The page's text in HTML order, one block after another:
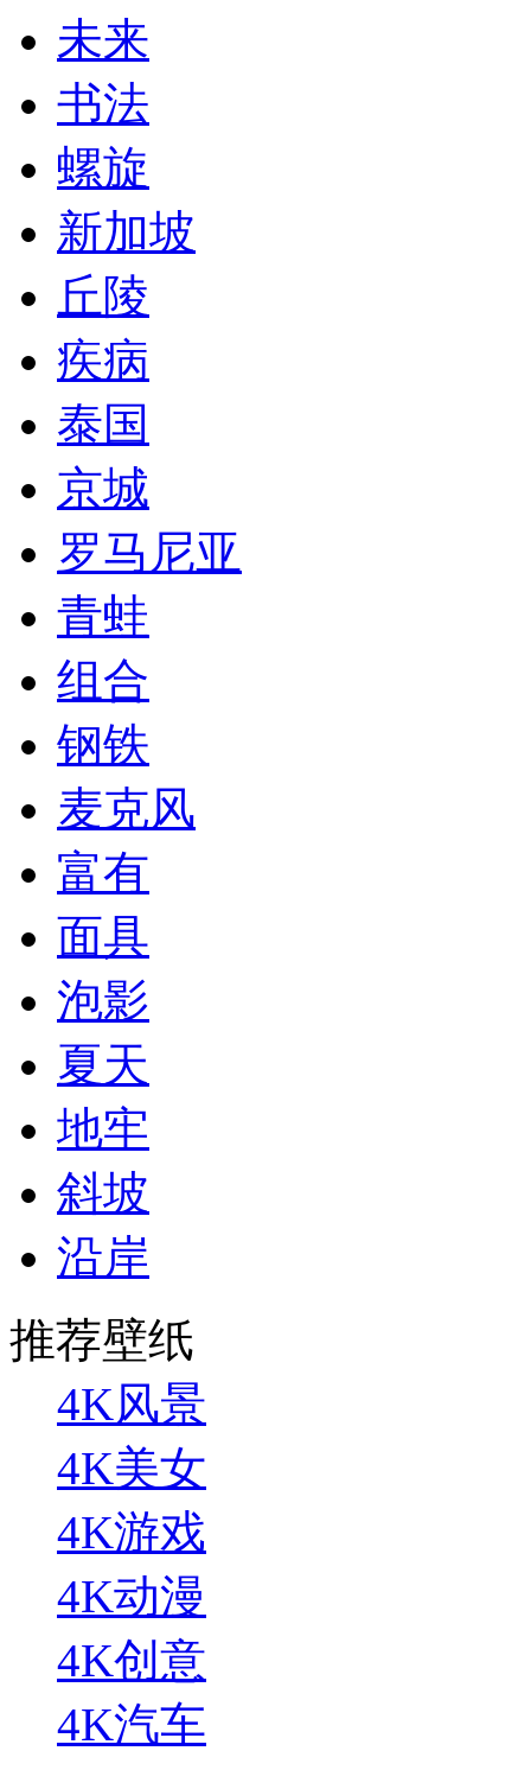
未来
书法
螺旋
新加坡
丘陵
疾病
泰国
京城
罗马尼亚
青蛙
组合
钢铁
麦克风
富有
面具
泡影
夏天
地牢
斜坡
沿岸
推荐壁纸
4K风景
4K美女
4K游戏
4K动漫
4K创意
4K汽车